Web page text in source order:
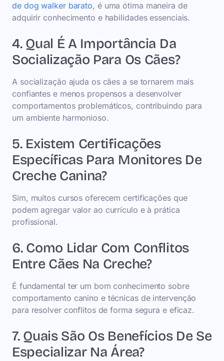
de dog walker barato, é uma ótima maneira de
adquirir conhecimento e habilidades essenciais.
4. Qual É A Importância Da
Socialização Para Os Cães?
A socialização ajuda os cães a se tornarem mais
confiantes e menos propensos a desenvolver
comportamentos problemáticos, contribuindo para
um ambiente harmonioso.
5. Existem Certificações
Específicas Para Monitores De
Creche Canina?
Sim, muitos cursos oferecem certificações que
podem agregar valor ao currículo e à prática
profissional.
6. Como Lidar Com Conflitos
Entre Cães Na Creche?
É fundamental ter um bom conhecimento sobre
comportamento canino e técnicas de intervenção
para resolver conflitos de forma segura e eficaz.
7. Quais São Os Benefícios De Se
Especializar Na Área?